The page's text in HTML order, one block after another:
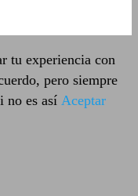
tu experiencia con
pero siempre
no es así Aceptar